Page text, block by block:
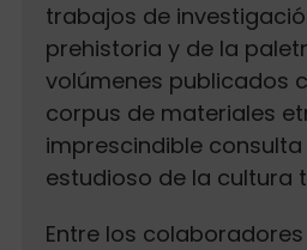
trabajos de
prehistoria y de la
volúmenes publicados
corpus de materiales
imprescindible
estudioso de la cultura
Entre los